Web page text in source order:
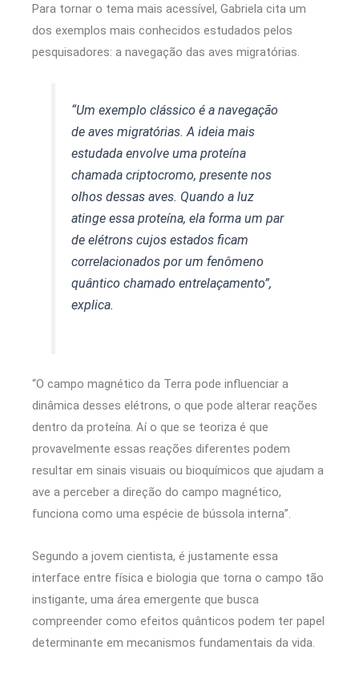
Para tornar o tema mais acessível, Gabriela cita um
dos exemplos mais conhecidos estudados pelos
pesquisadores: a navegação das aves migratórias.
“Um exemplo clássico é a navegação
de aves migratórias. A ideia mais
estudada envolve uma proteína
chamada criptocromo, presente nos
olhos dessas aves. Quando a luz
atinge essa proteína, ela forma um par
de elétrons cujos estados ficam
correlacionados por um fenômeno
quântico chamado entrelaçamento”,
explica.
“O campo magnético da Terra pode influenciar a
dinâmica desses elétrons, o que pode alterar reações
dentro da proteína. Aí o que se teoriza é que
provavelmente essas reações diferentes podem
resultar em sinais visuais ou bioquímicos que ajudam a
ave a perceber a direção do campo magnético,
funciona como uma espécie de bússola interna”.
Segundo a jovem cientista, é justamente essa
interface entre física e biologia que torna o campo tão
instigante, uma área emergente que busca
compreender como efeitos quânticos podem ter papel
determinante em mecanismos fundamentais da vida.